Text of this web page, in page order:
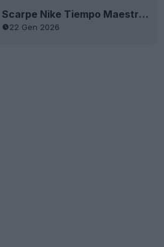
Scarpe Nike Tiempo Maestro e Ligera 2026 di nuova generazione ora disponibili
22 Gen 2026